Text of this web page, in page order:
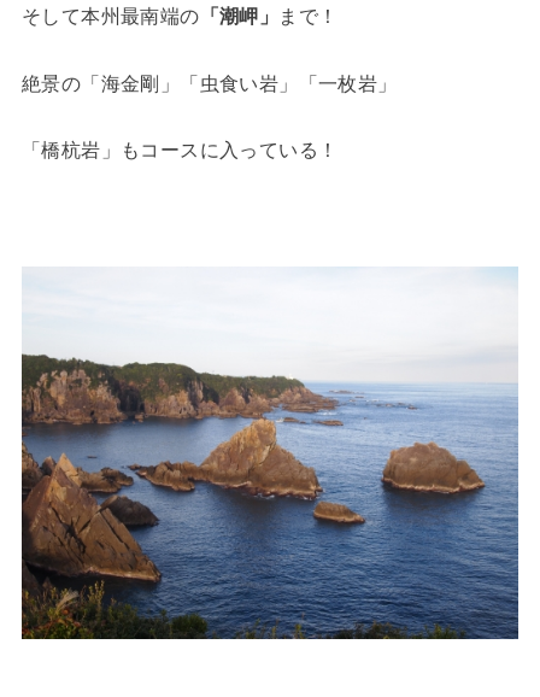
そして本州最南端の 「潮岬」 まで！
絶景の「海金剛」「虫食い岩」「一枚岩」
「橋杭岩」もコースに入っている！